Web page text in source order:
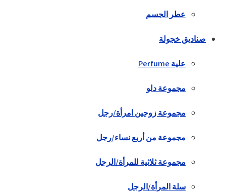
عطر الجسم
صناديق خجولة
علية Perfume
مجموعة دلو
مجموعة زوجين امرأة/رجل
مجموعة من أربع نساء/رجل
مجموعة ثلاثية للمرأة/الرجل
سلة المرأة/الرجل